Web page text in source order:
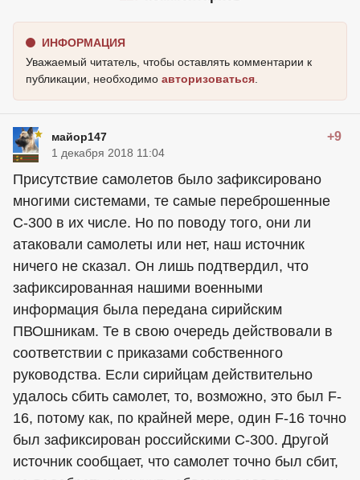
ИНФОРМАЦИЯ
Уважаемый читатель, чтобы оставлять комментарии к
публикации, необходимо авторизоваться
майор147 +9
1 декабря 2018 11:04
Присутствие самолетов было зафиксировано
многими системами, те самые переброшенные
С-300 в их числе. Но по поводу того, они ли
атаковали самолеты или нет, наш источник
ничего не сказал. Он лишь подтвердил, что
зафиксированная нашими военными
информация была передана сирийским
ПВОшникам. Те в свою очередь действовали в
соответствии с приказами собственного
руководства. Если сирийцам действительно
удалось сбить самолет, то, возможно, это был F-
16, потому как, по крайней мере, один F-16 точно
был зафиксирован российскими С-300. Другой
источник сообщает, что самолет точно был сбит,